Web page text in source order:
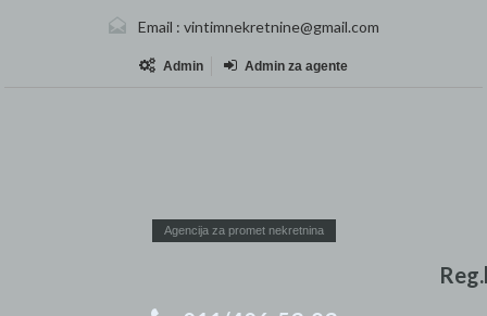
Email : vintimnekretnine@gmail.com
Admin Admin za agente
Agencija za promet nekretnina